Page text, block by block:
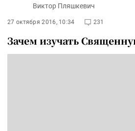
Виктор Пляшкевич
27 октября 2016, 10:34 231
Зачем изучать